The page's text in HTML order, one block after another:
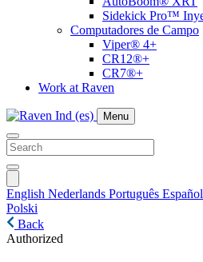
Sidekick Pro™
Computadores de Campo
Viper® 4+
CR12®+
CR7®+
Work at Raven
Menu
English Nederlands Português Español
Polski
Back
Authorized